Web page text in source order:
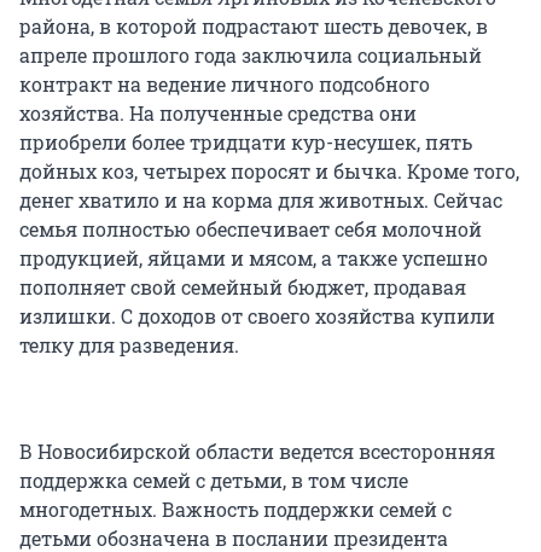
района, в которой подрастают шесть девочек, в
апреле прошлого года заключила социальный
контракт на ведение личного подсобного
хозяйства. На полученные средства они
приобрели более тридцати кур-несушек, пять
дойных коз, четырех поросят и бычка. Кроме того,
денег хватило и на корма для животных. Сейчас
семья полностью обеспечивает себя молочной
продукцией, яйцами и мясом, а также успешно
пополняет свой семейный бюджет, продавая
излишки. С доходов от своего хозяйства купили
телку для разведения.
В Новосибирской области ведется всесторонняя
поддержка семей с детьми, в том числе
многодетных. Важность поддержки семей с
детьми обозначена в послании президента